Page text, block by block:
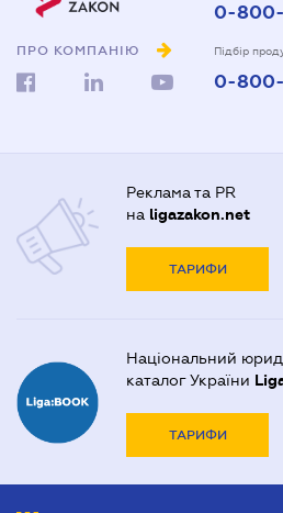
ПРО КОМПАНІЮ
0-800-
Підбір
0-800-
Реклама та PR
на ligazakon.net
ТАРИФИ
Національний
каталог України
ТАРИФИ